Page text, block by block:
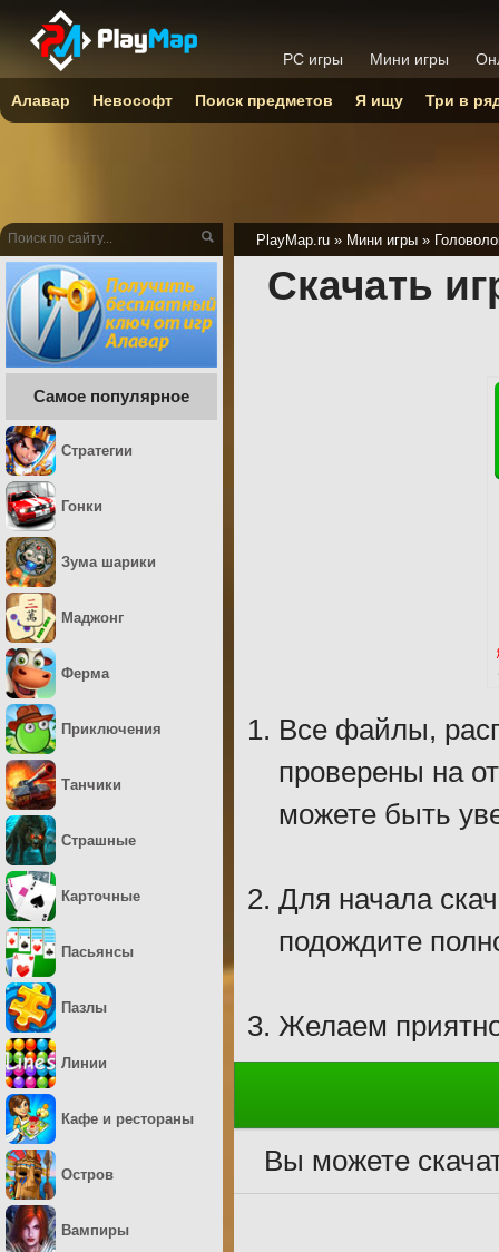
PlayMap.ru » Мини игры »
Скачать
Все файлы,
проверены на
можете быть
Для начала
подождите
Желаем
Вы можете
Самое популярное
Стратегии
Гонки
Зума шарики
Маджонг
Ферма
Приключения
Танчики
Страшные
Карточные
Пасьянсы
Пазлы
Линии
Кафе и рестораны
Остров
Вампиры
PC игры Мини игры
Алавар Невософт Поиск предметов Я ищу Три в